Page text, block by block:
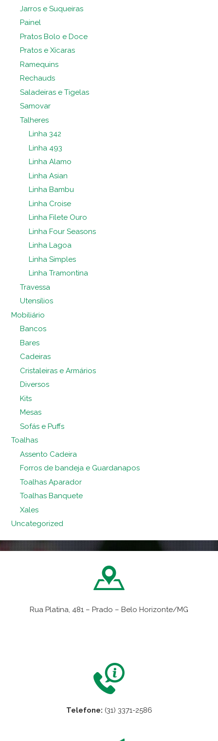
Jarros e Suqueiras
Painel
Pratos Bolo e Doce
Pratos e Xícaras
Ramequins
Rechauds
Saladeiras e Tigelas
Samovar
Talheres
Linha 342
Linha 493
Linha Alamo
Linha Asian
Linha Bambu
Linha Croise
Linha Filete Ouro
Linha Four Seasons
Linha Lagoa
Linha Simples
Linha Tramontina
Travessa
Utensílios
Mobiliário
Bancos
Bares
Cadeiras
Cristaleiras e Armários
Diversos
Kits
Mesas
Sofás e Puffs
Toalhas
Assento Cadeira
Forros de bandeja e Guardanapos
Toalhas Aparador
Toalhas Banquete
Xales
Uncategorized
Rua Platina, 481 – Prado – Belo Horizonte/MG
Telefone: (31) 3371-2586